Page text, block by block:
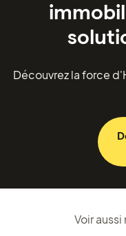
Découvrez la force
Voir